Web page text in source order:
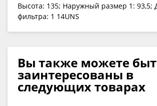
Высота: 135; Наружный размер 1: 93,5;
фильтра: 1 14UNS
Вы также можете
заинтересованы в
следующих товарах